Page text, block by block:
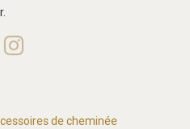
de cheminée